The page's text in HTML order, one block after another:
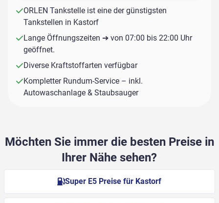
ORLEN Tankstelle ist eine der günstigsten
Tankstellen in Kastorf
Lange Öffnungszeiten ➔ von 07:00 bis 22:00 Uhr
geöffnet.
Diverse Kraftstoffarten verfügbar
Kompletter Rundum-Service – inkl.
Autowaschanlage & Staubsauger
Möchten Sie immer die besten Preise in
Ihrer Nähe sehen?
Super E5 Preise für Kastorf